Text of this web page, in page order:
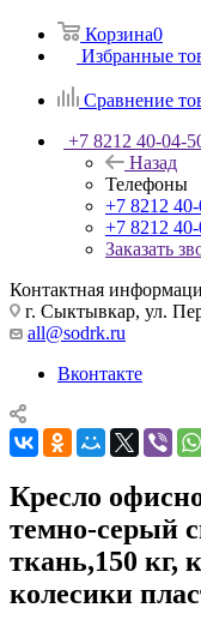
Корзина0
Избранные
Сравнение
+7 8212 40-04-
Назад
Телефоны
+7 8212
+7 8212
Заказать
Контактная
г. Сыктывкар, ул.
all@sodrk.ru
Вконтакте
Кресло
темно-серый
ткань,150 кг,
колесики